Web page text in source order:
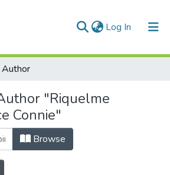
Log In (current)
"Riquelme
Connie"
Browse